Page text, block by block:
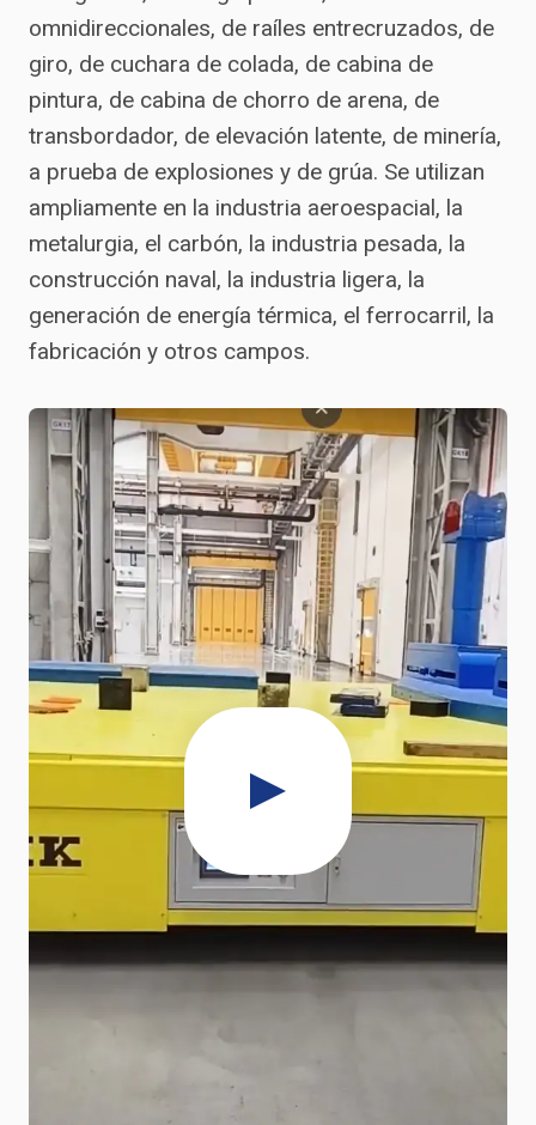
omnidireccionales, de raíles entrecruzados, de
giro, de cuchara de colada, de cabina de
pintura, de cabina de chorro de arena, de
transbordador, de elevación latente, de minería,
a prueba de explosiones y de grúa. Se utilizan
ampliamente en la industria aeroespacial, la
metalurgia, el carbón, la industria pesada, la
construcción naval, la industria ligera, la
generación de energía térmica, el ferrocarril, la
fabricación y otros campos.